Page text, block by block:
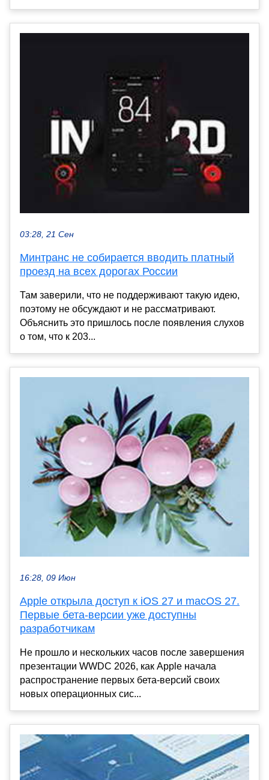
03:28, 21 Сен
Минтранс не собирается вводить платный
проезд на всех дорогах России
Там заверили, что не поддерживают такую идею,
поэтому не обсуждают и не рассматривают.
Объяснить это пришлось после появления слухов
о том, что к 203...
16:28, 09 Июн
Apple открыла доступ к iOS 27 и macOS 27.
Первые бета-версии уже доступны
разработчикам
Не прошло и нескольких часов после завершения
презентации WWDC 2026, как Apple начала
распространение первых бета-версий своих
новых операционных сис...